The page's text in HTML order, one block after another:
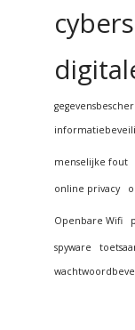
menselijke fout
online privacy
Openbare Wifi
spyware